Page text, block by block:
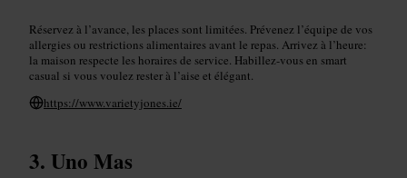
Réservez à l’avance, les places sont limitées. Prévenez l’équipe de vos
allergies ou restrictions alimentaires avant le repas. Arrivez à l’heure:
la maison respecte les horaires de service. Habillez-vous en smart
casual si vous voulez rester à l’aise et élégant.
https://www.varietyjones.ie/
Uno Mas